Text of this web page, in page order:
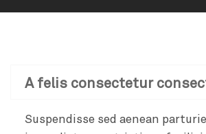
A felis consectetur
Suspendisse sed aenean